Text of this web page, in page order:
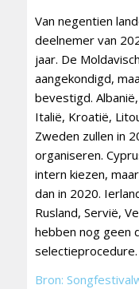
Van negentien
deelnemer van
jaar. De
aangekondigd,
bevestigd.
Italië, Kroatië,
Zweden zullen in
organiseren.
intern kiezen,
dan in 2020.
Rusland, Servië,
hebben nog geen
selectieprocedure.
Bron: